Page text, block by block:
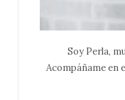
Soy Perla,
Acompáñame en